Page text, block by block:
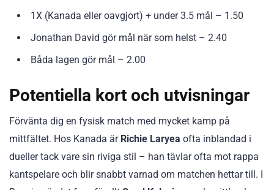
1X (Kanada eller oavgjort) + under 3.5 mål – 1.50
Jonathan David gör mål när som helst – 2.40
Båda lagen gör mål – 2.00
Potentiella kort och utvisningar
Förvänta dig en fysisk match med mycket kamp på
mittfältet. Hos Kanada är Richie Laryea ofta inblandad i
dueller tack vare sin riviga stil – han tävlar ofta mot rappa
kantspelare och blir snabbt varnad om matchen hettar till. I